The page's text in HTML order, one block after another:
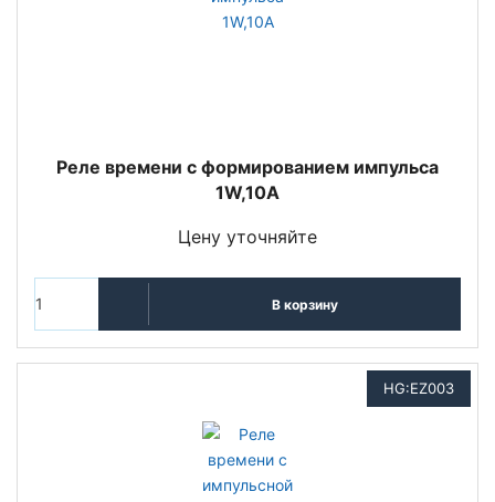
Реле времени с формированием импульса
1W,10A
Цену уточняйте
В корзину
HG:EZ003